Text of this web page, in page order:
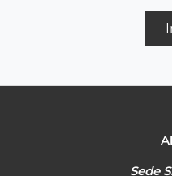
Sede